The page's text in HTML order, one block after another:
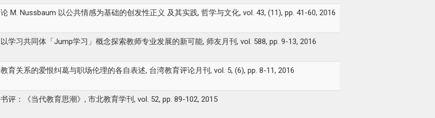
论 M. Nussbaum 以公共情感为基础的创发性正义 及其实践, 哲学与文化, vol. 43, (11), pp. 41-60, 2016
以学习共同体「Jump学习」概念探索教师专业发展的新可能, 师友月刊, vol. 588, pp. 9-13, 2016
教育关系的爱恨纠葛与职场伦理的各自表述, 台湾教育评论月刊, vol. 5, (6), pp. 8-11, 2016
书评：《当代教育思潮》, 市北教育学刊, vol. 52, pp. 89-102, 2015